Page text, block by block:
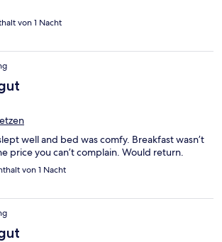
von 1 Nacht
well and bed was comfy. Breakfast wasn’t
price you can’t complain. Would return.
von 1 Nacht